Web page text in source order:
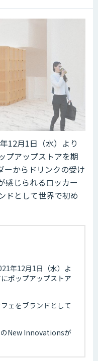
12月1日（水）より
プアップストアを期
ーからドリンクの受け
感じられるロッカー
ドとして世界で初め
年12月1日（水）よ
ポップアップストア
ェをブランドとして
New Innovationsが